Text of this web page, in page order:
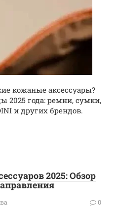
кожаные аксессуары?
2025 года: ремни, сумки,
и других брендов.
2025: Обзор
0